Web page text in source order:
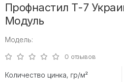
Профнастил Т-7
Модуль
Модель:
0 отзывов
Количество цинка, гр/м²